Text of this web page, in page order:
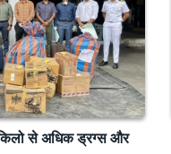
से अधिक ड्रग्स और